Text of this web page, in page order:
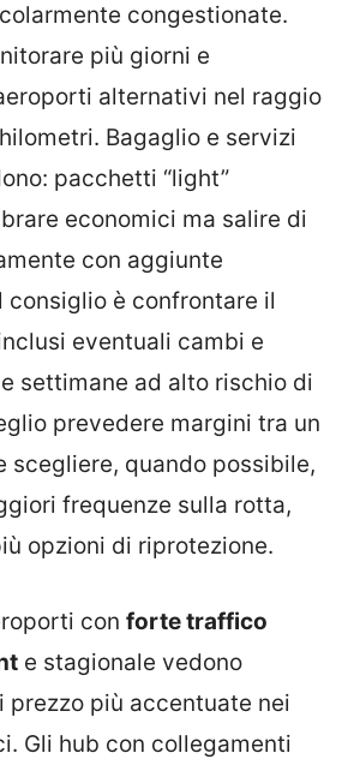
congestionate.
più giorni e
alternativi nel raggio
Bagaglio e servizi
pacchetti “light”
economici ma salire di
con aggiunte
consiglio è confrontare il
eventuali cambi e
settimane ad alto rischio di
prevedere margini tra un
scegliere, quando possibile,
frequenze sulla rotta,
opzioni di riprotezione.
con forte traffico
e stagionale vedono
prezzo più accentuate nei
Gli hub con collegamenti